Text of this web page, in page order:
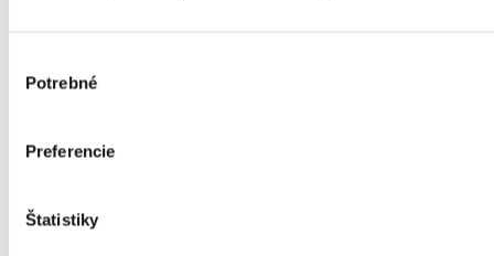
súhlasu
Potrebné
Preferencie
Štatistiky